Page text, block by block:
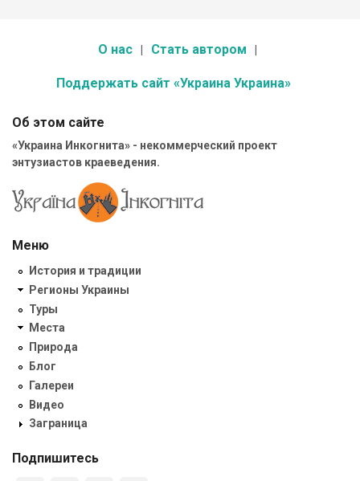
О нас Стать автором
Поддержать сайт «Украина Украина»
Об этом сайте
«Украина Инкогнита» - некоммерческий проект
энтузиастов краеведения.
Меню
История и традиции
Регионы Украины
Туры
Места
Природа
Блог
Галереи
Видео
Заграница
Подпишитесь